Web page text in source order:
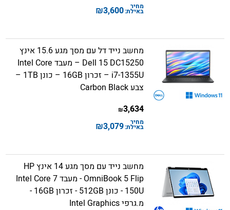
מחיר
באילת:3,600
₪
מחשב נייד דל עם מסך מגע 15.6 אינץ
Dell 15 DC15250 – מעבד Intel Core
i7-1355U – זכרון 16GB – כונן 1TB –
צבע Carbon Black
3,634
₪
מחיר
באילת:3,079
₪
מחשב נייד עם מסך מגע 14 אינץ HP
OmniBook 5 Flip - מעבד Intel Core 7
150U - כונן 512GB - זכרון 16GB -
מ.גרפי Intel Graphics